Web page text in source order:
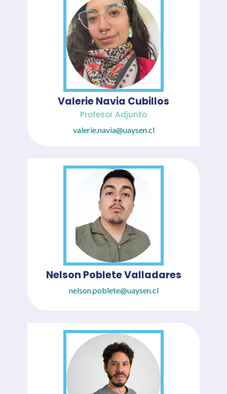
Valerie Navia Cubillos
Profesor Adjunto
valerie.navia@uaysen.cl
Nelson Poblete Valladares
nelson.poblete@uaysen.cl